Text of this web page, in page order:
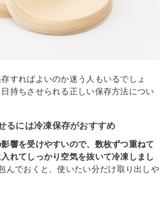
すればよいのか迷う人もいるでしょ
持ちさせられる正しい保存方法につい
るには冷凍保存がおすすめ
響を受けやすいので、数枚ずつ重ねて
れてしっかり空気を抜いて冷凍しまし
んでおくと、使いたい分だけ取り出しや